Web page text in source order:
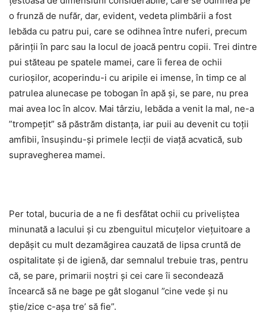
o frunză de nufăr, dar, evident, vedeta plimbării a fost
lebăda cu patru pui, care se odihnea între nuferi, precum
părinții în parc sau la locul de joacă pentru copii. Trei dintre
pui stăteau pe spatele mamei, care îi ferea de ochii
curioșilor, acoperindu-i cu aripile ei imense, în timp ce al
patrulea alunecase pe tobogan în apă și, se pare, nu prea
mai avea loc în alcov. Mai târziu, lebăda a venit la mal, ne-a
”trompețit” să păstrăm distanța, iar puii au devenit cu toții
amfibii, însușindu-și primele lecții de viață acvatică, sub
supravegherea mamei.
Per total, bucuria de a ne fi desfătat ochii cu priveliștea
minunată a lacului și cu zbenguitul micuțelor viețuitoare a
depășit cu mult dezamăgirea cauzată de lipsa cruntă de
ospitalitate și de igienă, dar semnalul trebuie tras, pentru
că, se pare, primarii noștri și cei care îi secondează
încearcă să ne bage pe gât sloganul ”cine vede și nu
știe/zice c-așa tre’ să fie”.